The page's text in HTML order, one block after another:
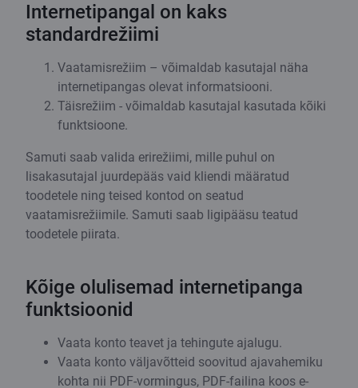
Internetipangal on kaks
standardrežiimi
Vaatamisrežiim – võimaldab kasutajal näha
internetipangas olevat informatsiooni.
Täisrežiim - võimaldab kasutajal kasutada kõiki
funktsioone.
Samuti saab valida erirežiimi, mille puhul on
lisakasutajal juurdepääs vaid kliendi määratud
toodetele ning teised kontod on seatud
vaatamisrežiimile. Samuti saab ligipääsu teatud
toodetele piirata.
Kõige olulisemad internetipanga
funktsioonid
Vaata konto teavet ja tehingute ajalugu.
Vaata konto väljavõtteid soovitud ajavahemiku
kohta nii PDF-vormingus, PDF-failina koos e-